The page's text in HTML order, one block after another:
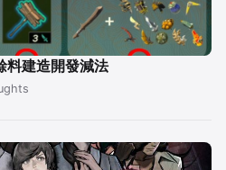
建造開發減法